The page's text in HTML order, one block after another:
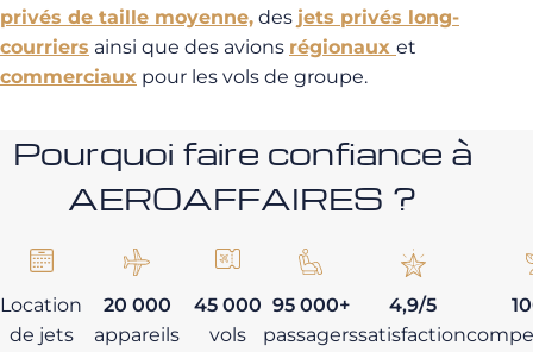
privés de taille moyenne, des jets privés long-
courriers ainsi que des avions régionaux et
commerciaux pour les vols de groupe.
Pourquoi faire confiance à
AEROAFFAIRES ?
Location
de jets
20 000
appareils
45 000
vols
95 000+
passagers
4,9/5
satisfaction